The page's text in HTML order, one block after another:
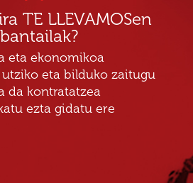
TE LLEVAMOSen
eta ekonomikoa
eta bilduko zaitugu
da kontratatzea
ezta gidatu ere